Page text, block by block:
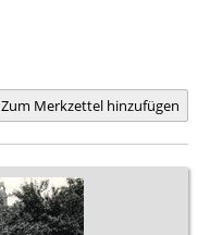
Zum Merkzettel hinzufügen